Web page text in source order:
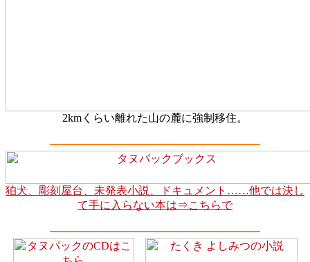
2kmくらい離れた山の麓に強制移住。
狛犬、彫刻屋台、未発表小説、ドキュメント……他では決し
て手に入らない本は⇒こちらで